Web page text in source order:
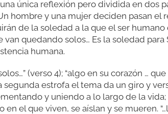
única reflexión pero dividida en dos
hombre y una mujer deciden pasan el
de la soledad a la que el ser
van quedando solos… Es la soledad
humana.
(verso 4); “algo en su corazón …
segunda estrofa el tema da un giro y
y uniendo a lo largo de la
el que viven, se aíslan y se mueren.